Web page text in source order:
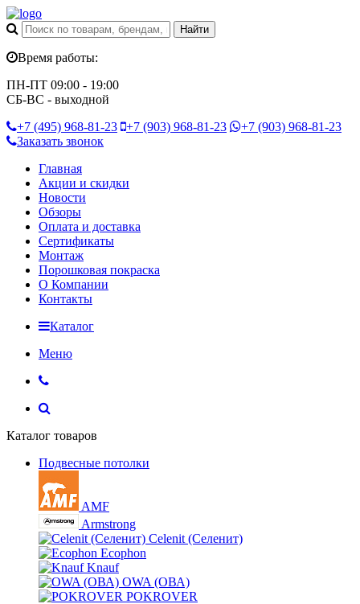
Время работы:
ПН-ПТ 09:00 - 19:00
СБ-ВС - выходной
+7 (495) 968-81-23 +7 (903) 968-81-23 +7 (903) 968-81-23
Заказать звонок
Главная
Акции и скидки
Новости
Обзоры
Оплата и доставка
Сертификаты
Монтаж
Порошковая покраска
О Компании
Контакты
Каталог
Меню
Каталог товаров
Подвесные потолки
AMF
Armstrong
Celenit (Селенит)
Ecophon
Knauf
OWA (ОВА)
POKROVER